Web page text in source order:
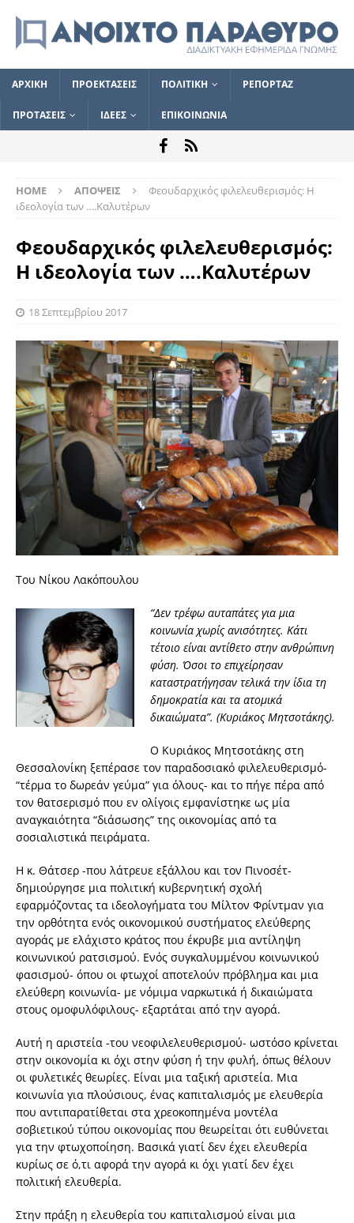
ΑΡΧΙΚΗ ΠΡΟΕΚΤΑΣΕΙΣ ΠΟΛΙΤΙΚΗ ΡΕΠΟΡΤΑΖ
ΠΡΟΤΑΣΕΙΣ ΙΔΕΕΣ ΕΠΙΚΟΙΝΩΝΙΑ
HOME ΑΠΟΨΕΙΣ
Φεουδαρχικός φιλελευθερισμός: Η
ιδεολογία των ….Καλυτέρων
Φεουδαρχικός φιλελευθερισμός:
Η ιδεολογία των ….Καλυτέρων
18 Σεπτεμβρίου 2017
Του Νίκου Λακόπουλου
“Δεν τρέφω αυταπάτες για μια
κοινωνία χωρίς ανισότητες. Κάτι
τέτοιο είναι αντίθετο στην ανθρώπινη
φύση. Όσοι το επιχείρησαν
καταστρατήγησαν τελικά την ίδια τη
δημοκρατία και τα ατομικά
δικαιώματα”. (Κυριάκος Μητσοτάκης).
Ο Κυριάκος Μητσοτάκης στη
Θεσσαλονίκη ξεπέρασε τον παραδοσιακό φιλελευθερισμό-
“τέρμα το δωρεάν γεύμα” για όλους- και το πήγε πέρα από
τον θατσερισμό που εν ολίγοις εμφανίστηκε ως μία
αναγκαιότητα “διάσωσης” της οικονομίας από τα
σοσιαλιστικά πειράματα.
Η κ. Θάτσερ -που λάτρευε εξάλλου και τον Πινοσέτ-
δημιούργησε μια πολιτική κυβερνητική σχολή
εφαρμόζοντας τα ιδεολογήματα του Μίλτον Φρίντμαν για
την ορθότητα ενός οικονομικού συστήματος ελεύθερης
αγοράς με ελάχιστο κράτος που έκρυβε μια αντίληψη
κοινωνικού ρατσισμού. Ενός συγκαλυμμένου κοινωνικού
φασισμού- όπου οι φτωχοί αποτελούν πρόβλημα και μια
ελεύθερη κοινωνία- με νόμιμα ναρκωτικά ή δικαιώματα
στους ομοφυλόφιλους- εξαρτάται από την αγορά.
Αυτή η αριστεία -του νεοφιλελευθερισμού- ωστόσο κρίνεται
στην οικονομία κι όχι στην φύση ή την φυλή, όπως θέλουν
οι φυλετικές θεωρίες. Είναι μια ταξική αριστεία. Μια
κοινωνία για πλούσιους, ένας καπιταλισμός με ελευθερία
που αντιπαρατίθεται στα χρεοκοπημένα μοντέλα
σοβιετικού τύπου οικονομίας που θεωρείται ότι ευθύνεται
για την φτωχοποίηση. Βασικά γιατί δεν έχει ελευθερία
κυρίως σε ό,τι αφορά την αγορά κι όχι γιατί δεν έχει
πολιτική ελευθερία.
Στην πράξη η ελευθερία του καπιταλισμού είναι μια